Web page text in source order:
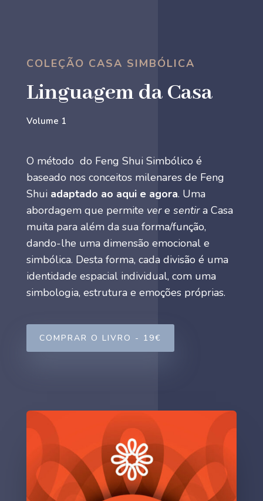
COLEÇÃO CASA SIMBÓLICA
Linguagem da Casa
Volume 1
O método do Feng Shui Simbólico é
baseado nos conceitos milenares de Feng
Shui adaptado ao aqui e agora. Uma
abordagem que permite vere sentira Casa
muita para além da sua forma/função,
dando-lhe uma dimensão emocional e
simbólica. Desta forma, cada divisão é uma
identidade espacial individual, com uma
simbologia, estrutura e emoções próprias.
COMPRAR O LIVRO - 19€